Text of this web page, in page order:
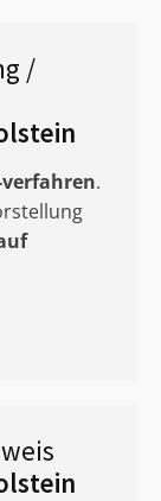
/
.